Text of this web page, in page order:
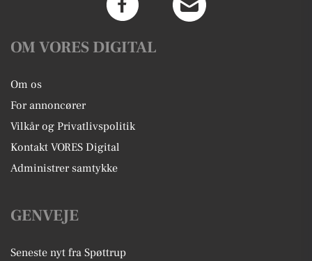
OM VORES DIGITAL
Om os
For annoncører
Vilkår og Privatlivspolitik
Kontakt VORES Digital
Administrer samtykke
GENVEJE
Seneste nyt fra Spøttrup